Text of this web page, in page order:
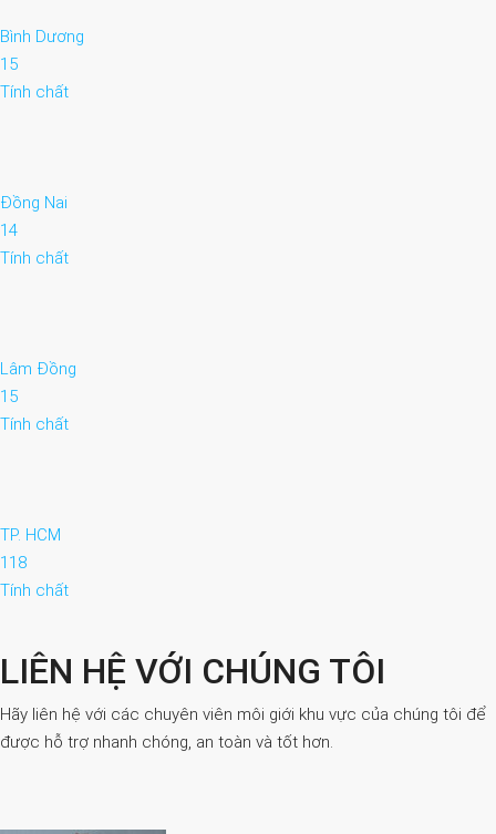
Bình Dương
15
Tính chất
Đồng Nai
14
Tính chất
Lâm Đồng
15
Tính chất
TP. HCM
118
Tính chất
LIÊN HỆ VỚI CHÚNG TÔI
Hãy liên hệ với các chuyên viên môi giới khu vực của chúng tôi để
được hỗ trợ nhanh chóng, an toàn và tốt hơn.